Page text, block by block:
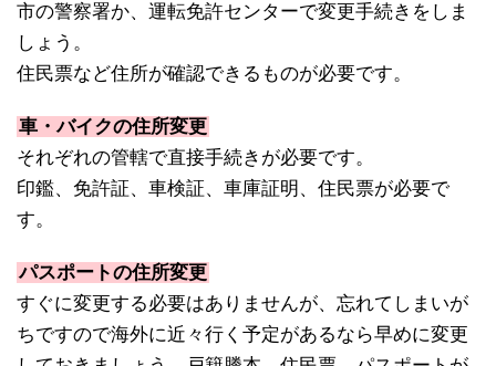
市の警察署か、運転免許センターで変更手続きをしま
しょう。
住民票など住所が確認できるものが必要です。
車・バイクの住所変更
それぞれの管轄で直接手続きが必要です。
印鑑、免許証、車検証、車庫証明、住民票が必要で
す。
パスポートの住所変更
すぐに変更する必要はありませんが、忘れてしまいが
ちですので海外に近々行く予定があるなら早めに変更